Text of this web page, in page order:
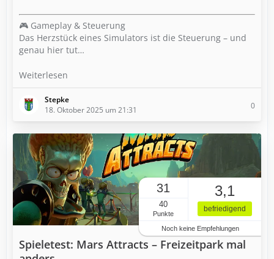
🎮 Gameplay & Steuerung
Das Herzstück eines Simulators ist die Steuerung – und
genau hier tut…
Weiterlesen
Stepke
18. Oktober 2025 um 21:31
0
31
40
Punkte
3,1
befriedigend
Noch keine Empfehlungen
Spieletest: Mars Attracts – Freizeitpark mal